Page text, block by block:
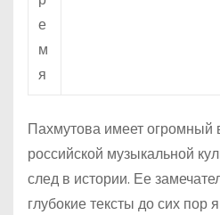
е
м
я
Пахмутова имеет огромный
российской музыкальной
след в истории. Ее
глубокие тексты до сих